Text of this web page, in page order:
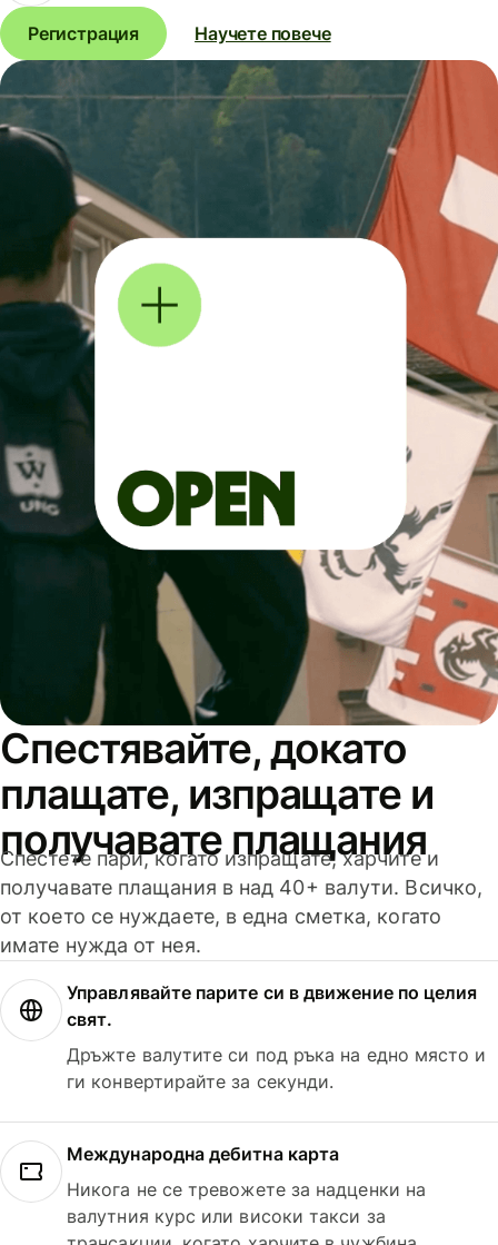
Регистрация Научете повече
Спестявайте, докато
плащате, изпращате и
получавате плащания
Спестете пари, когато изпращате, харчите и
получавате плащания в над 40+ валути. Всичко,
от което се нуждаете, в една сметка, когато
имате нужда от нея.
Управлявайте парите си в движение по целия
свят.
Дръжте валутите си под ръка на едно място и
ги конвертирайте за секунди.
Международна дебитна карта
Никога не се тревожете за надценки на
валутния курс или високи такси за